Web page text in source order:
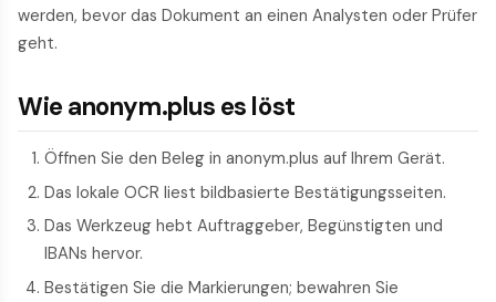
werden, bevor das Dokument an einen Analysten oder Prüfer
geht.
Wie anonym.plus es löst
Öffnen Sie den Beleg in anonym.plus auf Ihrem Gerät.
Das lokale OCR liest bildbasierte Bestätigungsseiten.
Das Werkzeug hebt Auftraggeber, Begünstigten und
IBANs hervor.
Bestätigen Sie die Markierungen; bewahren Sie